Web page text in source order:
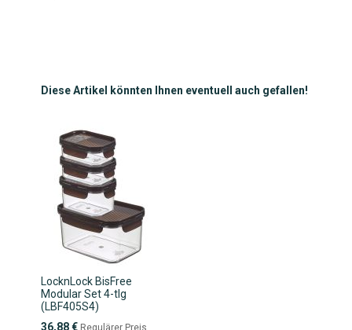
Diese Artikel könnten Ihnen eventuell auch gefallen!
LocknLock BisFree
Modular Set 4-tlg
(LBF405S4)
Sonderpreis
36,88 €